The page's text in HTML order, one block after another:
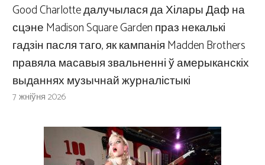
Good Charlotte далучылася да Хілары Даф на
сцэне Madison Square Garden праз некалькі
гадзін пасля таго, як кампанія Madden Brothers
правяла масавыя звальненні ў амерыканскіх
выданнях музычнай журналістыкі
7 жніўня 2026